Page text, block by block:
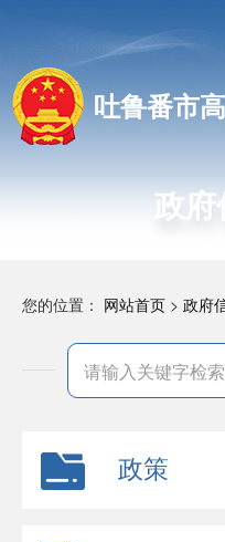
吐鲁番市
政
您的位置： 网站首页 > 政府
政策